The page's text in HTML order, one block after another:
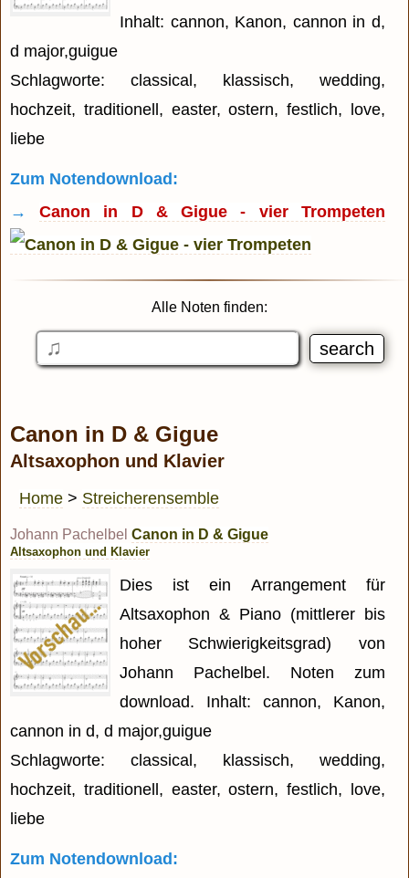
Inhalt: cannon, Kanon, cannon in d,
d major,guigue
Schlagworte: classical, klassisch, wedding,
hochzeit, traditionell, easter, ostern, festlich, love,
liebe
Zum Notendownload:
→Canon in D & Gigue - vier Trompeten
Alle Noten finden:
Canon in D & Gigue
Altsaxophon und Klavier
Home > Streicherensemble
Johann Pachelbel Canon in D & Gigue
Altsaxophon und Klavier
Dies ist ein Arrangement für
Altsaxophon & Piano (mittlerer bis
hoher Schwierigkeitsgrad) von
Johann Pachelbel. Noten zum
download. Inhalt: cannon, Kanon,
cannon in d, d major,guigue
Schlagworte: classical, klassisch, wedding,
hochzeit, traditionell, easter, ostern, festlich, love,
liebe
Zum Notendownload: